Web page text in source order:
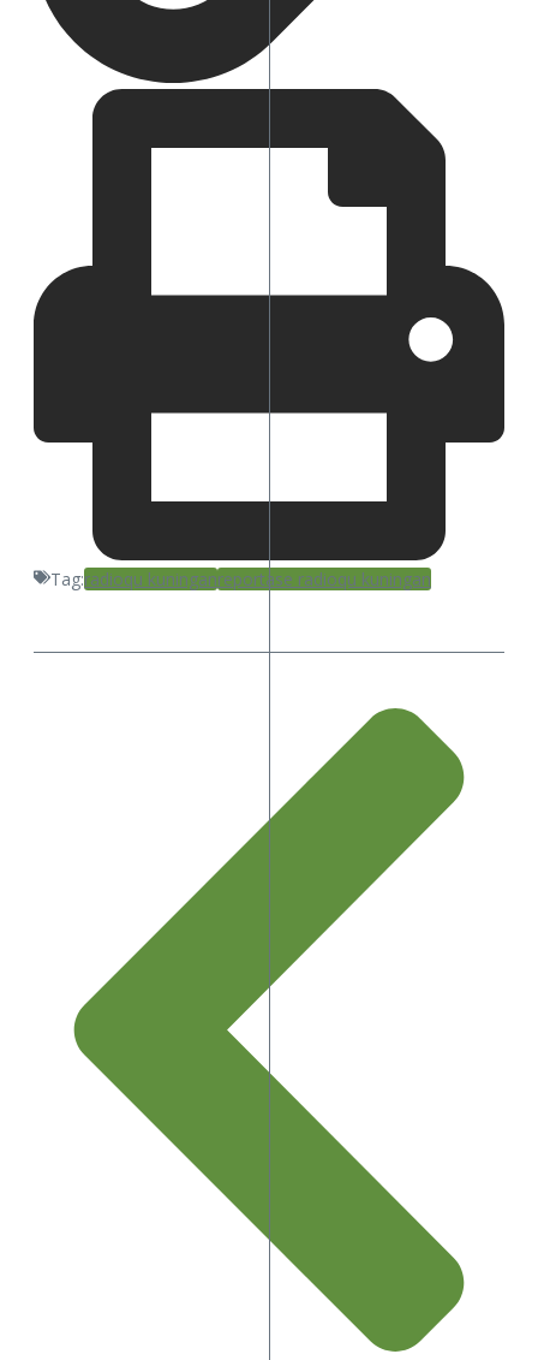
Tag:radioqu kuninganreportase radioqu kuningan